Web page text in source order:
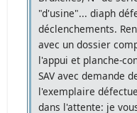
"d'usine"... diaph
déclenchements.
avec un dossier
l'appui et planche-
SAV avec demande
l'exemplaire
dans l'attente: je